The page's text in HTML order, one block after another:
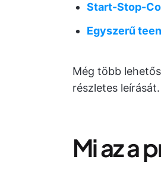
Start-Stop-
Egyszerű
Még több
részletes leírását.
Mi az a